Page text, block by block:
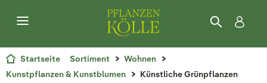
Startseite Sortiment
Wohnen
Kunstpflanzen & Kunstblumen
Künstliche Grünpflanzen